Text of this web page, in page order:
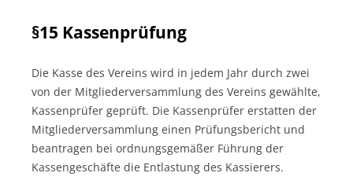
§15 Kassenprüfung
Die Kasse des Vereins wird in jedem Jahr durch zwei
von der Mitgliederversammlung des Vereins gewählte,
Kassenprüfer geprüft. Die Kassenprüfer erstatten der
Mitgliederversammlung einen Prüfungsbericht und
beantragen bei ordnungsgemäßer Führung der
Kassengeschäfte die Entlastung des Kassierers.